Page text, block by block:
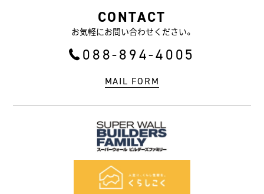
お問合せ・資料請求
CONTACT
お気軽にお問い合わせください。
088-894-4005
MAIL FORM